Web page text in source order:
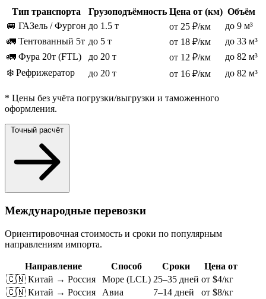
Тип транспорта Грузоподъёмность Цена от (км) Объём
🚐 ГАЗель / Фургон до 1.5 т от 25 ₽/км
до 9 м³
🚛 Тентованный 5т до 5 т от 18 ₽/км
до 33 м³
🚛 Фура 20т (FTL)
до 20 т от 12 ₽/км
до 82 м³
❄️ Рефрижератор
до 20 т от 16 ₽/км до 82 м³
* Цены без учёта погрузки/выгрузки и таможенного
оформления.
Точный расчёт
Международные перевозки
Ориентировочная стоимость и сроки по популярным
направлениям импорта.
Направление Способ Сроки
Цена от
🇨🇳 Китай → Россия
Море (LCL) 25–35 дней от $4/кг
🇨🇳 Китай → Россия
Авиа 7–14 дней
от $8/кг